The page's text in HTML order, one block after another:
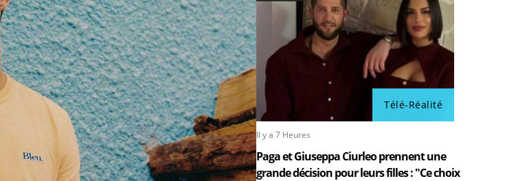
Télé-Réalité
Il y a 7 Heures
Paga et Giuseppa Ciurleo prennent une
grande décision pour leurs filles : "Ce choix